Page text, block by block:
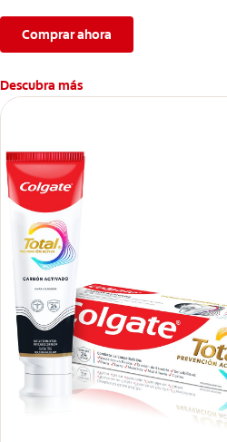
Comprar ahora
Descubra más